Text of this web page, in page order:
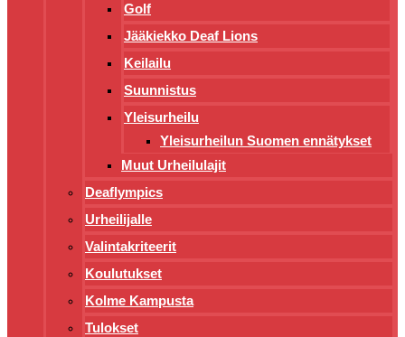
Golf
Jääkiekko Deaf Lions
Keilailu
Suunnistus
Yleisurheilu
Yleisurheilun Suomen ennätykset
Muut Urheilulajit
Deaflympics
Urheilijalle
Valintakriteerit
Koulutukset
Kolme Kampusta
Tulokset